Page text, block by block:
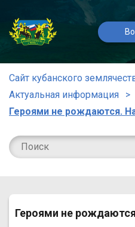
Сайт кубанского
Актуальная информация
Героями не рождаются.
Героями не